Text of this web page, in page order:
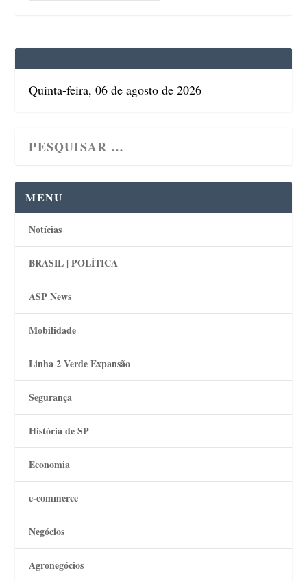
Quinta-feira, 06 de agosto de 2026
MENU
Notícias
BRASIL | POLÍTICA
ASP News
Mobilidade
Linha 2 Verde Expansão
Segurança
História de SP
Economia
e-commerce
Negócios
Agronegócios